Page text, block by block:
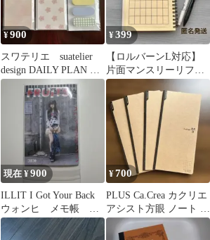
¥900
スワテリエ suatelier
design DAILY PLAN 付
箋 3種
¥399
【ロルバーンL対応】
片面マンスリーリフィ
ル 日付フリー
現在 ¥900
ILLIT I Got Your Back
ウォンヒ メモ帳 ト
レカ 特典
¥700
PLUS Ca.Crea カクリエ
アシスト方眼 ノート 4
冊セット